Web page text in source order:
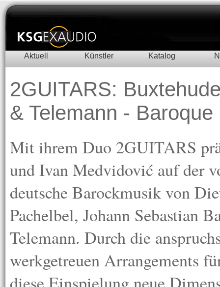
Aktuell Künstler Katalog
2GUITARS:
& Telemann -
Mit ihrem Duo 2GUITARS
und Ivan Medvidović auf der
deutsche Barockmusik von
Pachelbel, Johann Sebastian
Telemann. Durch die
werkgetreuen Arrangements
diese Einspielung neue